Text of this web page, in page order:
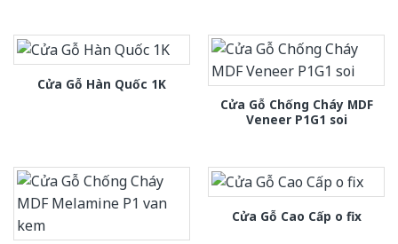
Cửa Gỗ Hàn Quốc 1K
Cửa Gỗ Chống Cháy MDF
Veneer P1G1 soi
Cửa Gỗ Cao Cấp o fix